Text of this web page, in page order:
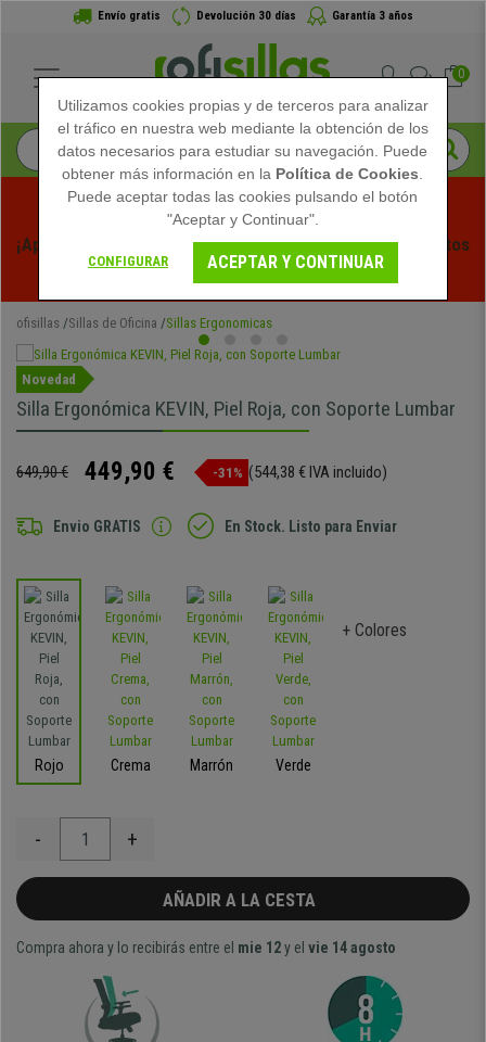
Envío gratis Devolución 30 días Garantía 3 años
0
¡Aprovecha las Rebajas de Verano en Ofisillas! Descuentos
Exclusivos por Tiempo Limitado - Ver Promo
ofisillas Sillas de Oficina Sillas Ergonomicas
Novedad
Silla Ergonómica KEVIN, Piel Roja, con Soporte Lumbar
649,90 € 449,90 € -31% (544,38 € IVA incluido)
Envio GRATIS En Stock. Listo para Enviar
Rojo Crema Marrón Verde
+ Colores
- +
AÑADIR A LA CESTA
Compra ahora y lo recibirás entre el mie 12y el vie 14 agosto
Utilizamos cookies propias y de terceros para analizar
el tráfico en nuestra web mediante la obtención de los
datos necesarios para estudiar su navegación. Puede
obtener más información en la Política de Cookies
Puede aceptar todas las cookies pulsando el botón
"Aceptar y Continuar".
CONFIGURAR ACEPTAR Y CONTINUAR